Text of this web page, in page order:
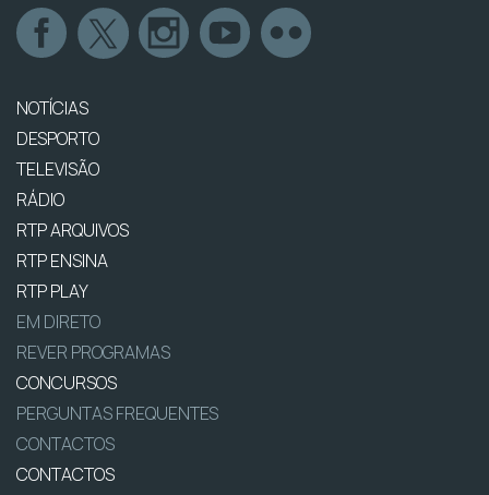
NOTÍCIAS
DESPORTO
TELEVISÃO
RÁDIO
RTP ARQUIVOS
RTP ENSINA
RTP PLAY
EM DIRETO
REVER PROGRAMAS
CONCURSOS
PERGUNTAS FREQUENTES
CONTACTOS
CONTACTOS